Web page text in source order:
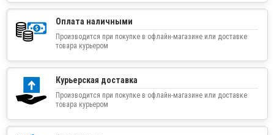
Оплата наличными
Производится при покупке в офлайн-магазине или доставке
товара курьером
Курьерская доставка
Производится при покупке в офлайн-магазине или доставке
товара курьером